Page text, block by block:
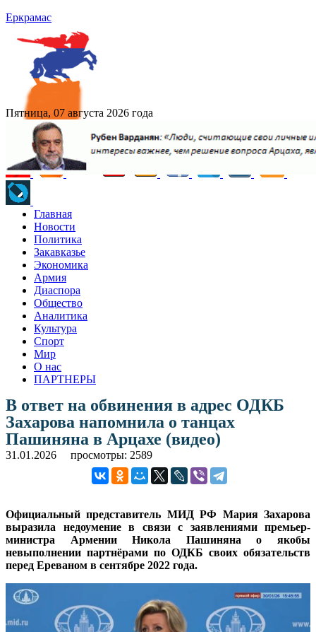
Еркрамас
Пятница, 07 августа 2026 года
Главная
Новости
Политика
Закавказье
Экономика
Армия
Диаспора
Общество
Аналитика
Культура
Спорт
Мир
О нас
ПАРТНЕРЫ
В ответ на обвинения в адрес ОДКБ
Захарова напомнила о танцах
Пашиняна в Арцахе (видео)
31.01.2026 просмотры: 2589
Официальный представитель МИД РФ Мария Захарова
выразила недоумение в связи с заявлениями премьер-
министра Армении Никола Пашиняна о якобы
невыполнении партнёрами по ОДКБ своих обязательств
перед Ереваном в сентябре 2022 года.